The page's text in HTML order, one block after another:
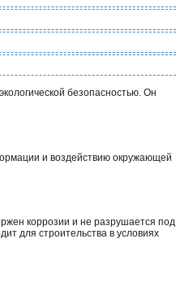
безопасностью. Он
и воздействию окружающей
коррозии и не разрушается под
для строительства в условиях